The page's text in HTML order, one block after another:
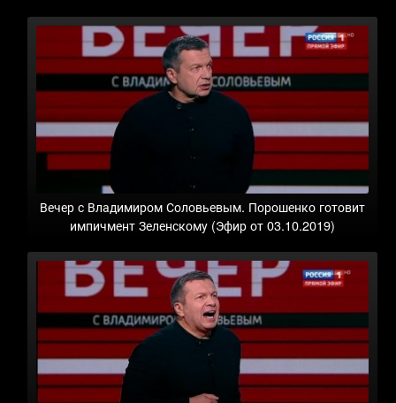
Вечер с Владимиром Соловьевым. Порошенко готовит
импичмент Зеленскому (Эфир от 03.10.2019)